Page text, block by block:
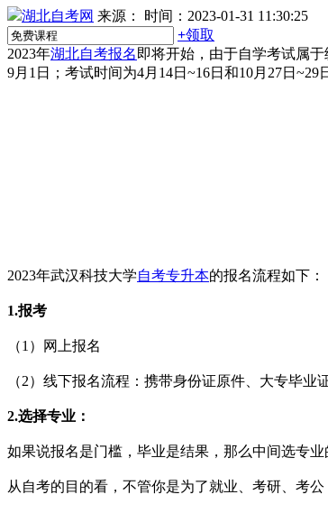
湖北自考网 来源：
时间：2023-01-31 11:30:25
+领取
2023年湖北自考报名 即将开始，由于自学考试属
9月1日；考试时间为4月14日~16日和10月27日
2023年武汉科技大学自考专升本的报名流程如下：
1.报考
（1）网上报名
（2）线下报名流程：携带身份证原件、大专毕
2.选择专业：
如果说报名是门槛，毕业是结果，那么中间选专
从自考的目的看，不管你是为了就业、考研、考